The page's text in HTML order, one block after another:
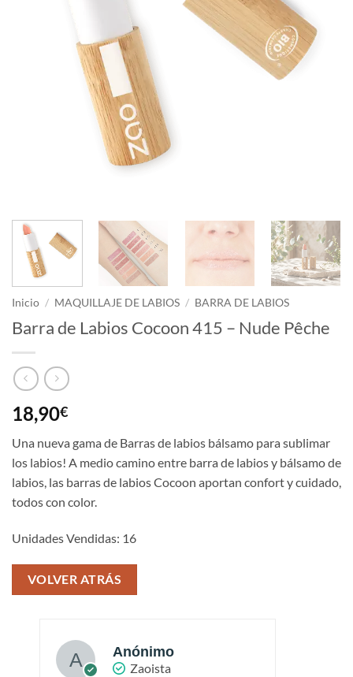
Inicio / MAQUILLAJE DE LABIOS / BARRA DE LABIOS
Barra de Labios Cocoon 415 – Nude Pêche
18,90€
Una nueva gama de Barras de labios bálsamo para sublimar
los labios! A medio camino entre barra de labios y bálsamo de
labios, las barras de labios Cocoon aportan confort y cuidado,
todos con color.
Unidades Vendidas: 16
VOLVER ATRÁS
Anónimo
Zaoista